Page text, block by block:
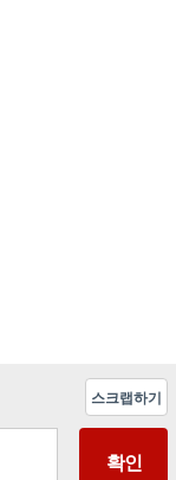
스크랩하기